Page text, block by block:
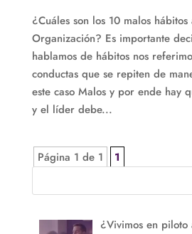
¿Cuáles son los 10 malos
Organización? Es importante
hablamos de hábitos nos
conductas que se repiten de
este caso Malos y por ende hay
y el líder debe...
Página 1 de 1 1
¿Vivimos en piloto